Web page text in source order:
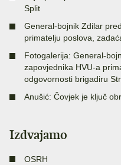
Split
General-bojnik Zdilar
primatelju poslova,
Fotogalerija: General-
zapovjednika HVU-a
odgovornosti brigadiru
Anušić: Čovjek je ključ
Izdvajamo
OSRH